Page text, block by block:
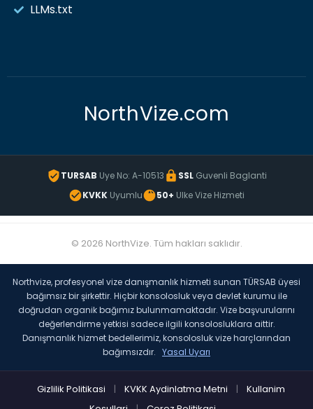
LLMs.txt
NorthVize.com
TURSAB Uye No: A-10513 SSLGuvenli Baglanti
KVKK Uyumlu 50+ Ulke Vize Hizmeti
© 2026 NorthVize. Tüm hakları saklıdır.
Northvize, profesyonel vize danışmanlık hizmeti sunan TÜRSAB üyesi
bağımsız bir şirkettir. Hiçbir konsolosluk veya devlet kurumu ile
doğrudan organik bağımız bulunmamaktadır. Vize başvurularını
değerlendirme yetkisi sadece ilgili konsolosluklara aittir.
Danışmanlık hizmet bedellerimiz, konsolosluk vize harçlarından
bağımsızdır. Yasal Uyarı
Gizlilik Politikasi | KVKK Aydinlatma Metni |
Kullanim